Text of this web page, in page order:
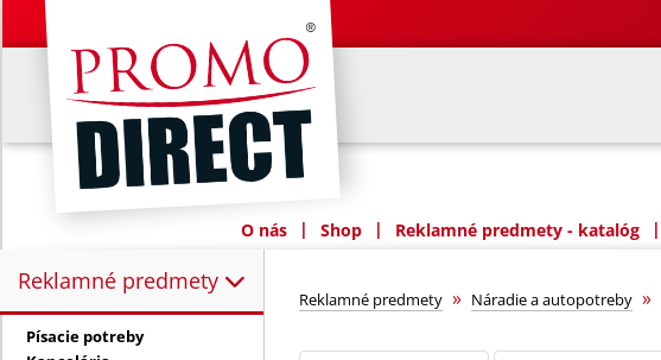
O nás | Shop | Reklamné predmety - katalóg |
Reklamné predmety
Reklamné predmety:
Písacie potreby
baterky a svietidlá
Reklamné predmety » Náradie a autopotreby »